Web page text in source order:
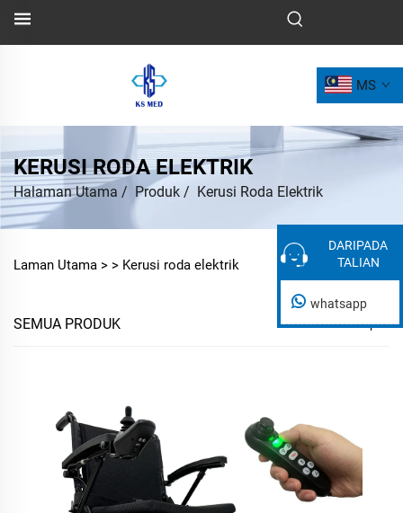
MS
KERUSI RODA ELEKTRIK
Halaman Utama / Produk / Kerusi Roda Elektrik
Laman Utama > > Kerusi roda elektrik
SEMUA PRODUK
DARIPADA
TALIAN
DARIPADA
TALIAN
whatsapp